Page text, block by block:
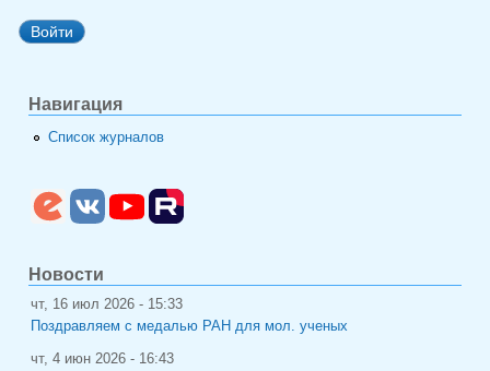
Навигация
Список журналов
Новости
чт, 16 июл 2026 - 15:33
Поздравляем с медалью РАН для мол. ученых
чт, 4 июн 2026 - 16:43